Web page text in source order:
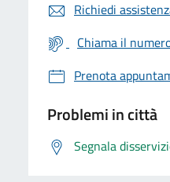
Richiedi
Chiama il
Prenota
Problemi in città
Segnala